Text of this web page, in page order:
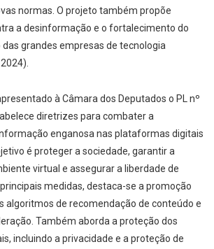
normas. O projeto também propõe
a desinformação e o fortalecimento do
das grandes empresas de tecnologia
à Câmara dos Deputados o PL nº
diretrizes para combater a
enganosa nas plataformas digitais
é proteger a sociedade, garantir a
virtual e assegurar a liberdade de
medidas, destaca-se a promoção
algoritmos de recomendação de conteúdo e
Também aborda a proteção dos
incluindo a privacidade e a proteção de